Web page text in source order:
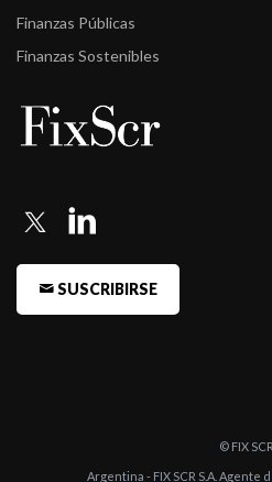
Finanzas Públicas
Finanzas Sostenibles
SUSCRIBIRSE
© FIX SCR
Argentina - FIX SCR S.A. Agente